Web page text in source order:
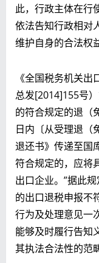
此，行政主体在行
依法告知行政相对
维护自身的合法权
《全国税务机关
总发[2014]155号
的符合规定的退（
日内〔从受理退（
退还书》传递至国
符合规定的，应将
出口企业。”据此
的出口退税申报不
行为及处理意见一
能够及时履行告知
其执法合法性的范